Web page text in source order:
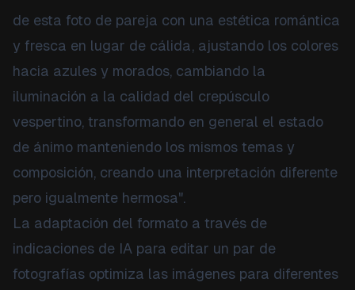
de esta foto de pareja con una estética romántica
y fresca en lugar de cálida, ajustando los colores
hacia azules y morados, cambiando la
iluminación a la calidad del crepúsculo
vespertino, transformando en general el estado
de ánimo manteniendo los mismos temas y
composición, creando una interpretación diferente
pero igualmente hermosa".
La adaptación del formato a través de
indicaciones de IA para editar un par de
fotografías optimiza las imágenes para diferentes